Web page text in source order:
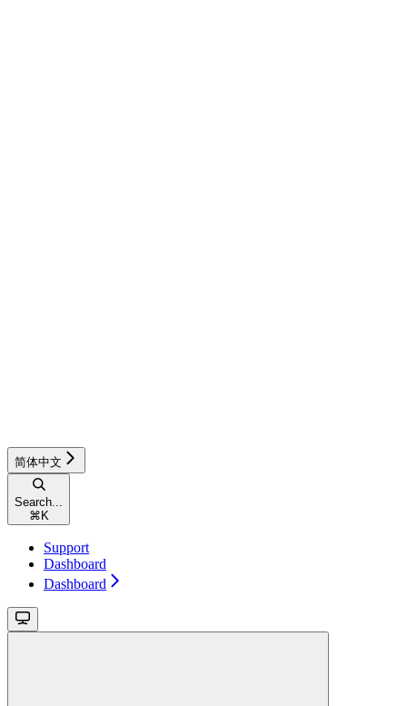
简体中文
Search...
⌘ K
Support
Dashboard
Dashboard